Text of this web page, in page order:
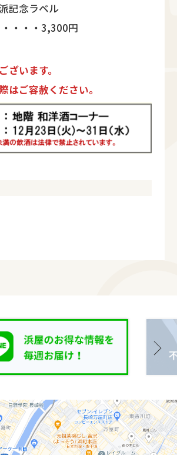
記念ラベル
・・3,300円
います。
はご容赦ください。